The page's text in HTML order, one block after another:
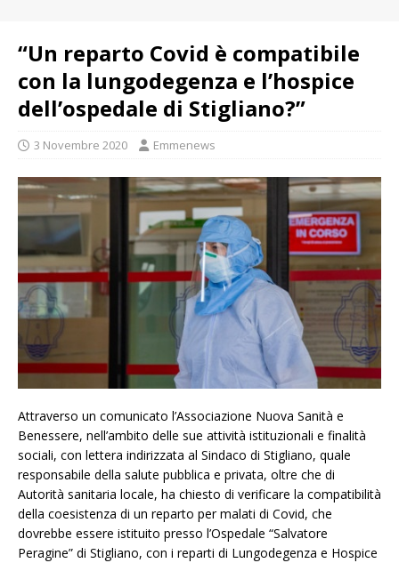
“Un reparto Covid è compatibile
con la lungodegenza e l’hospice
dell’ospedale di Stigliano?”
3 Novembre 2020 Emmenews
Attraverso un comunicato l’Associazione Nuova Sanità e
Benessere, nell’ambito delle sue attività istituzionali e finalità
sociali, con lettera indirizzata al Sindaco di Stigliano, quale
responsabile della salute pubblica e privata, oltre che di
Autorità sanitaria locale, ha chiesto di verificare la compatibilità
della coesistenza di un reparto per malati di Covid, che
dovrebbe essere istituito presso l’Ospedale “Salvatore
Peragine” di Stigliano, con i reparti di Lungodegenza e Hospice